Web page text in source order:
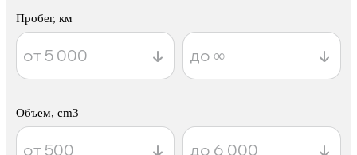
Пробег, км
Объем, cm3